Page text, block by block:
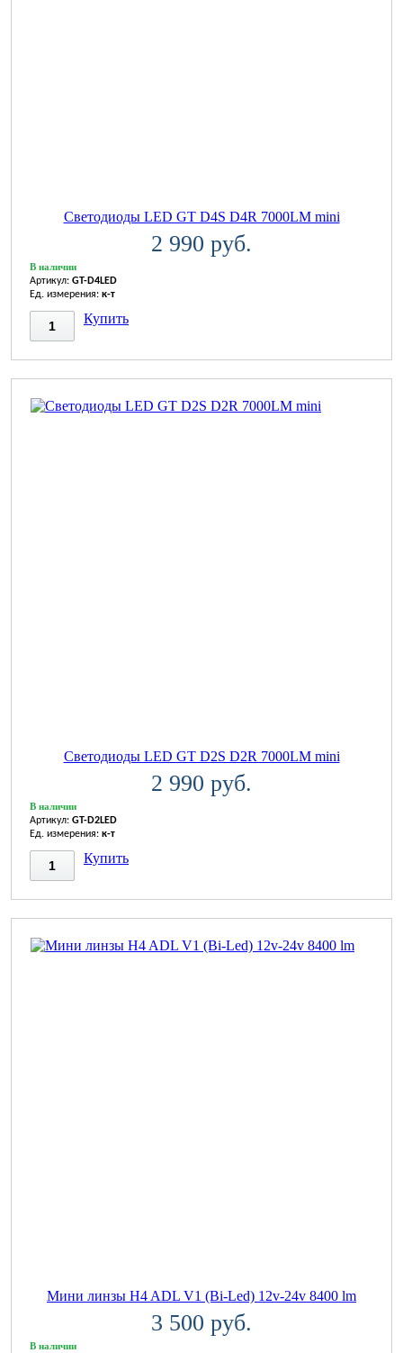
Светодиоды LED GT D4S D4R 7000LM mini
2 990 руб.
В наличии
Артикул: GT-D4LED
Ед. измерения: к-т
Купить
Светодиоды LED GT D2S D2R 7000LM mini
2 990 руб.
В наличии
Артикул: GT-D2LED
Ед. измерения: к-т
Купить
Мини линзы H4 ADL V1 (Bi-Led) 12v-24v 8400 lm
3 500 руб.
В наличии